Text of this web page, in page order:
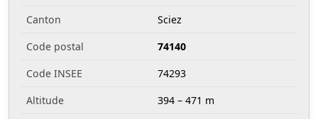
Canton
Sciez
Code postal
74140
Code INSEE
74293
Altitude
394 – 471 m